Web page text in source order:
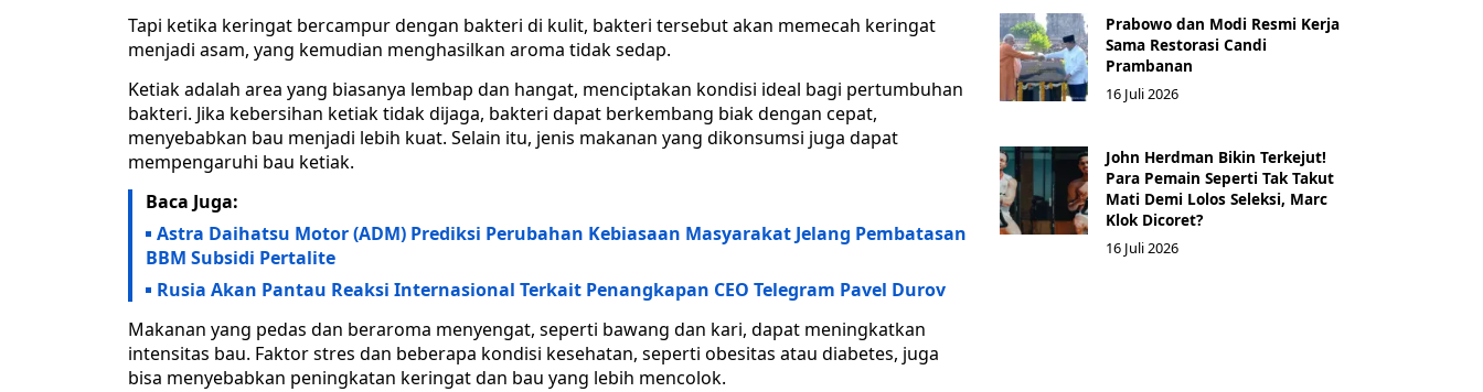
Tapi ketika keringat bercampur dengan bakteri di kulit, bakteri tersebut akan memecah keringat
menjadi asam, yang kemudian menghasilkan aroma tidak sedap.
Ketiak adalah area yang biasanya lembap dan hangat, menciptakan kondisi ideal bagi pertumbuhan
bakteri. Jika kebersihan ketiak tidak dijaga, bakteri dapat berkembang biak dengan cepat,
menyebabkan bau menjadi lebih kuat. Selain itu, jenis makanan yang dikonsumsi juga dapat
mempengaruhi bau ketiak.
Baca Juga:
Astra Daihatsu Motor (ADM) Prediksi Perubahan Kebiasaan Masyarakat Jelang Pembatasan
BBM Subsidi Pertalite
Rusia Akan Pantau Reaksi Internasional Terkait Penangkapan CEO Telegram Pavel Durov
Makanan yang pedas dan beraroma menyengat, seperti bawang dan kari, dapat meningkatkan
intensitas bau. Faktor stres dan beberapa kondisi kesehatan, seperti obesitas atau diabetes, juga
bisa menyebabkan peningkatan keringat dan bau yang lebih mencolok.
Prabowo dan Modi Resmi Kerja
Sama Restorasi Candi
Prambanan
16 Juli 2026
John Herdman Bikin Terkejut!
Para Pemain Seperti Tak Takut
Mati Demi Lolos Seleksi, Marc
Klok Dicoret?
16 Juli 2026